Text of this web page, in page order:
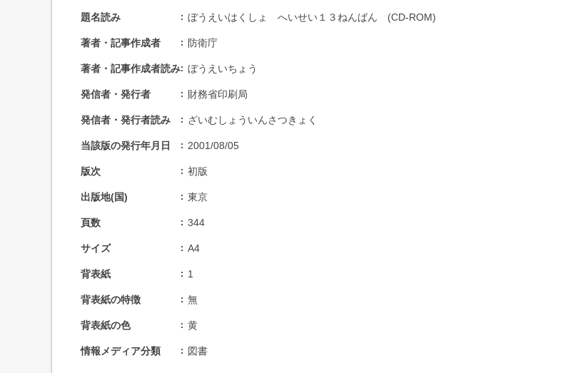
題名読み ぼうえいはくしょ へいせい１３ねんばん (CD-ROM)
著者・記事作成者 防衛庁
著者・記事作成者読み ぼうえいちょう
発信者・発行者 財務省印刷局
発信者・発行者読み ざいむしょういんさつきょく
当該版の発行年月日 2001/08/05
版次 初版
出版地(国) 東京
頁数 344
サイズ A4
背表紙 1
背表紙の特徴 無
背表紙の色 黄
情報メディア分類 図書